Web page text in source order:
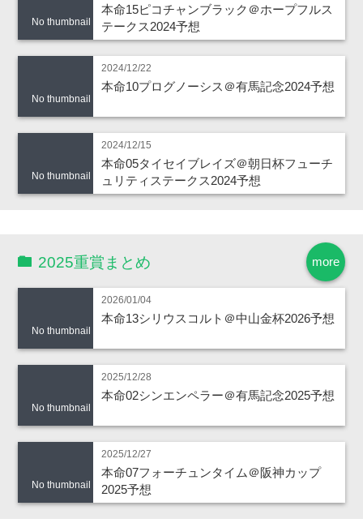
No thumbnail
本命15ピコチャンブラック＠ホープフルス
テークス2024予想
No thumbnail
2024/12/22
本命10プログノーシス＠有馬記念2024予想
No thumbnail
2024/12/15
本命05タイセイブレイズ＠朝日杯フューチ
ュリティステークス2024予想
more
2025重賞まとめ
No thumbnail
2026/01/04
本命13シリウスコルト＠中山金杯2026予想
No thumbnail
2025/12/28
本命02シンエンペラー＠有馬記念2025予想
No thumbnail
2025/12/27
本命07フォーチュンタイム＠阪神カップ
2025予想